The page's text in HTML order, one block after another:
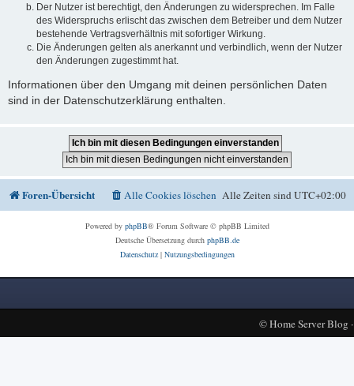
Der Nutzer ist berechtigt, den Änderungen zu widersprechen. Im Falle
des Widerspruchs erlischt das zwischen dem Betreiber und dem Nutzer
bestehende Vertragsverhältnis mit sofortiger Wirkung.
Die Änderungen gelten als anerkannt und verbindlich, wenn der Nutzer
den Änderungen zugestimmt hat.
Informationen über den Umgang mit deinen persönlichen Daten
sind in der Datenschutzerklärung enthalten.
Foren-Übersicht Alle Zeiten sindUTC+02:00
Alle Cookies löschen
Powered by phpBB® Forum Software © phpBB Limited
Deutsche Übersetzung durch phpBB.de
Datenschutz| Nutzungsbedingungen
©Home Server Blog